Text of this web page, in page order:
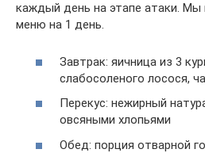
каждый день на этапе атаки. Мы
меню на 1 день.
Завтрак: яичница из 3
слабосоленого лосося,
Перекус: нежирный
овсяными хлопьями
Обед: порция отварной